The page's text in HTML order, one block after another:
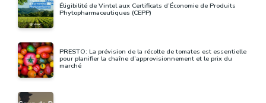
Éligibilité de Vintel aux Certificats d’Économie de Produits
Phytopharmaceutiques (CEPP)
PRESTO: La prévision de la récolte de tomates est essentielle
pour planifier la chaîne d’approvisionnement et le prix du
marché